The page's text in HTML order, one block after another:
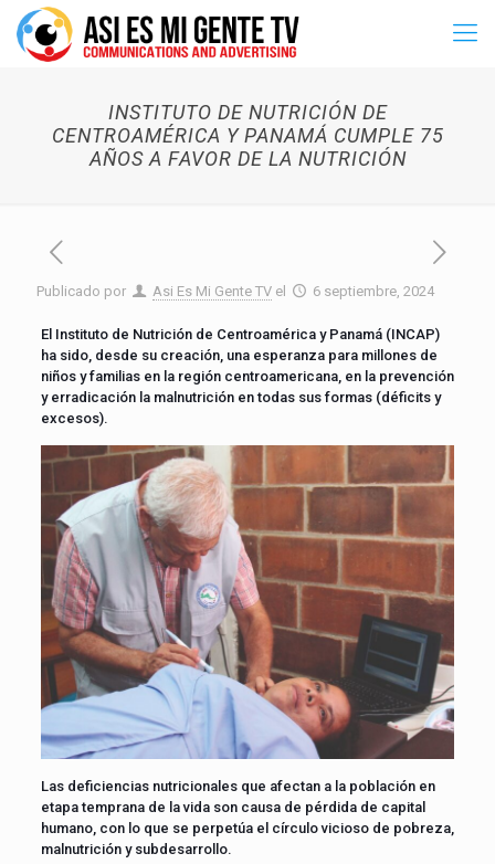
INSTITUTO DE NUTRICIÓN DE
CENTROAMÉRICA Y PANAMÁ CUMPLE 75
AÑOS A FAVOR DE LA NUTRICIÓN
Publicado por Asi Es Mi Gente TV el 6 septiembre, 2024
El Instituto de Nutrición de Centroamérica y Panamá (INCAP)
ha sido, desde su creación, una esperanza para millones de
niños y familias en la región centroamericana, en la prevención
y erradicación la malnutrición en todas sus formas (déficits y
excesos).
Las deficiencias nutricionales que afectan a la población en
etapa temprana de la vida son causa de pérdida de capital
humano, con lo que se perpetúa el círculo vicioso de pobreza,
malnutrición y subdesarrollo.